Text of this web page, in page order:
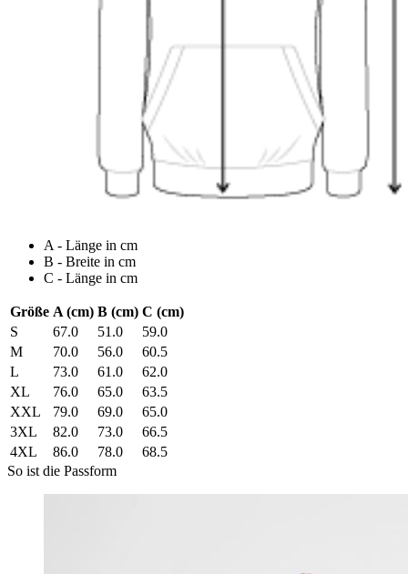
A - Länge in cm
B - Breite in cm
C - Länge in cm
Größe A (cm) B (cm) C (cm)
S
67.0 51.0
59.0
M
70.0 56.0
60.5
L
73.0 61.0
62.0
XL
76.0 65.0
63.5
XXL
79.0 69.0
65.0
3XL
82.0 73.0
66.5
4XL
86.0 78.0
68.5
So ist die Passform